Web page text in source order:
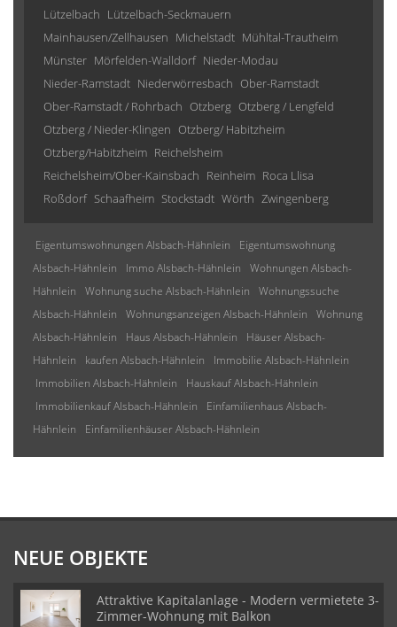
Lützelbach Lützelbach-Seckmauern
Mainhausen/Zellhausen Michelstadt Mühltal-Trautheim
Münster Mörfelden-Walldorf Nieder-Modau
Nieder-Ramstadt Niederwörresbach Ober-Ramstadt
Ober-Ramstadt / Rohrbach Otzberg Otzberg / Lengfeld
Otzberg / Nieder-Klingen Otzberg/ Habitzheim
Otzberg/Habitzheim Reichelsheim
Reichelsheim/Ober-Kainsbach Reinheim Roca Llisa
Roßdorf Schaafheim Stockstadt Wörth Zwingenberg
Eigentumswohnungen Alsbach-Hähnlein
Eigentumswohnung
Alsbach-Hähnlein
Immo Alsbach-Hähnlein
Wohnungen Alsbach-
Hähnlein
Wohnung suche Alsbach-Hähnlein
Wohnungssuche
Alsbach-Hähnlein
Wohnungsanzeigen Alsbach-Hähnlein
Wohnung
Alsbach-Hähnlein
Haus Alsbach-Hähnlein
Häuser Alsbach-
Hähnlein
kaufen Alsbach-Hähnlein
Immobilie Alsbach-Hähnlein
Immobilien Alsbach-Hähnlein
Hauskauf Alsbach-Hähnlein
Immobilienkauf Alsbach-Hähnlein
Einfamilienhaus Alsbach-
Hähnlein
Einfamilienhäuser Alsbach-Hähnlein
NEUE OBJEKTE
Attraktive Kapitalanlage - Modern vermietete 3-
Zimmer-Wohnung mit Balkon